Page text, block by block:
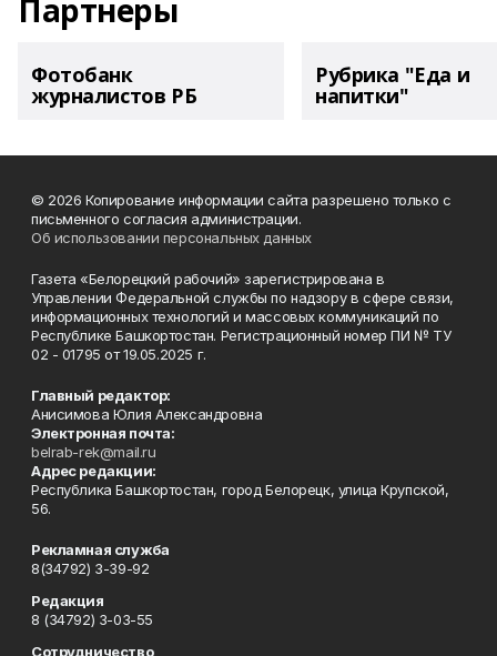
Партнеры
Фотобанк
журналистов РБ
Рубрика "Еда и
напитки"
© 2026 Копирование информации сайта разрешено только с
письменного согласия администрации.
Об использовании персональных данных
Газета «Белорецкий рабочий» зарегистрирована в
Управлении Федеральной службы по надзору в сфере связи,
информационных технологий и массовых коммуникаций по
Республике Башкортостан. Регистрационный номер ПИ № ТУ
02 - 01795 от 19.05.2025 г.
Главный редактор:
Анисимова Юлия Александровна
Электронная почта:
belrab-rek@mail.ru
Адрес редакции:
Республика Башкортостан, город Белорецк, улица Крупской,
56.
Рекламная служба
8(34792) 3-39-92
Редакция
8 (34792) 3-03-55
Сотрудничество